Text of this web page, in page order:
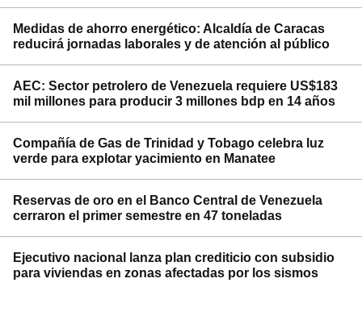
Medidas de ahorro energético: Alcaldía de Caracas
reducirá jornadas laborales y de atención al público
AEC: Sector petrolero de Venezuela requiere US$183
mil millones para producir 3 millones bdp en 14 años
Compañía de Gas de Trinidad y Tobago celebra luz
verde para explotar yacimiento en Manatee
Reservas de oro en el Banco Central de Venezuela
cerraron el primer semestre en 47 toneladas
Ejecutivo nacional lanza plan crediticio con subsidio
para viviendas en zonas afectadas por los sismos